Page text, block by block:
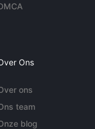
Ons
ons
team
blog